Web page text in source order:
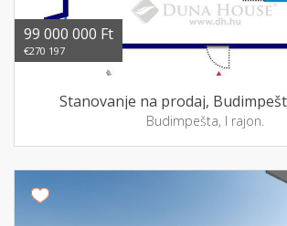
99 000 000 Ft
€270 197
Stanovanje na prodaj,
Budimpešta, I rajon.